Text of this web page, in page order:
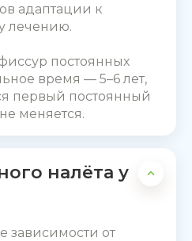
адаптации к
лечению.
постоянных
время — 5–6 лет,
первый постоянный
меняется.
налёта у
зависимости от